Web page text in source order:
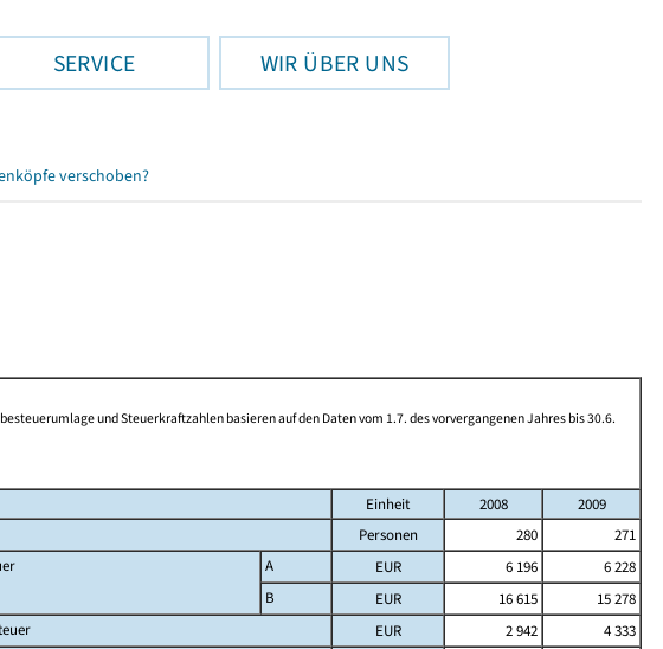
SERVICE WIR ÜBER UNS
verschoben?
und Steuerkraftzahlen basieren auf den Daten vom 1.7. des vorvergangenen Jahres bis 30.6.
Einheit 2008
2009
Personen 280
271
A EUR 6 196
6 228
B
EUR 16 615
15 278
EUR 2 942
4 333